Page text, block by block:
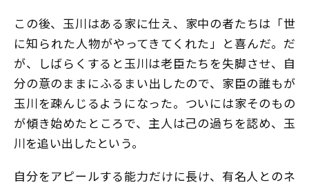
この後、玉川はある家に仕え、家中の者たちは「世
に知られた人物がやってきてくれた」と喜んだ。だ
が、しばらくすると玉川は老臣たちを失脚させ、自
分の意のままにふるまい出したので、家臣の誰もが
玉川を疎んじるようになった。ついには家そのもの
が傾き始めたところで、主人は己の過ちを認め、玉
川を追い出したという。
自分をアピールする能力だけに長け、有名人とのネ